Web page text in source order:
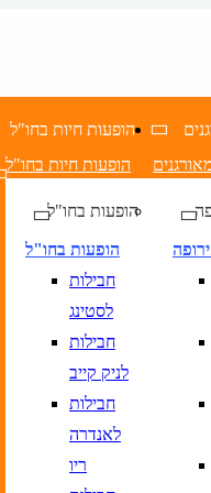
הופעות חיות בחו"ל
הופעות חיות בחו"ל
הופעות בחו"ל
הופעות בחו"ל
חבילות
לסטינג
חבילות
לניק קייב
חבילות
לאנדרה
ריו